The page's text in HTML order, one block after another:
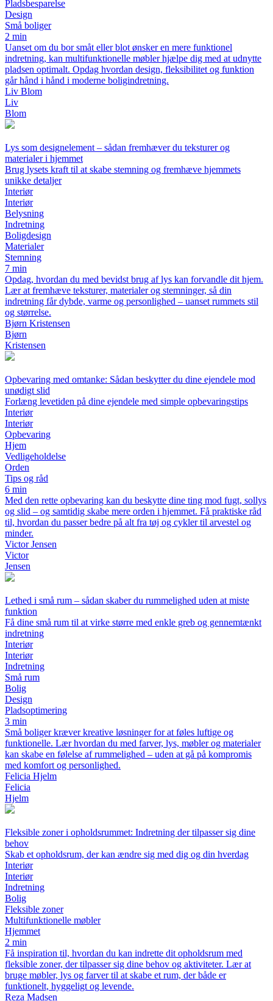
Pladsbesparelse
Design
Små boliger
2 min
Uanset om du bor småt eller blot ønsker en mere funktionel
indretning, kan multifunktionelle møbler hjælpe dig med at udnytte
pladsen optimalt. Opdag hvordan design, fleksibilitet og funktion
går hånd i hånd i moderne boligindretning.
Liv Blom
Liv
Blom
Lys som designelement – sådan fremhæver du teksturer og
materialer i hjemmet
Brug lysets kraft til at skabe stemning og fremhæve hjemmets
unikke detaljer
Interiør
Interiør
Belysning
Indretning
Boligdesign
Materialer
Stemning
7 min
Opdag, hvordan du med bevidst brug af lys kan forvandle dit hjem.
Lær at fremhæve teksturer, materialer og stemninger, så din
indretning får dybde, varme og personlighed – uanset rummets stil
og størrelse.
Bjørn Kristensen
Bjørn
Kristensen
Opbevaring med omtanke: Sådan beskytter du dine ejendele mod
unødigt slid
Forlæng levetiden på dine ejendele med simple opbevaringstips
Interiør
Interiør
Opbevaring
Hjem
Vedligeholdelse
Orden
Tips og råd
6 min
Med den rette opbevaring kan du beskytte dine ting mod fugt, sollys
og slid – og samtidig skabe mere orden i hjemmet. Få praktiske råd
til, hvordan du passer bedre på alt fra tøj og cykler til arvestel og
minder.
Victor Jensen
Victor
Jensen
Lethed i små rum – sådan skaber du rummelighed uden at miste
funktion
Få dine små rum til at virke større med enkle greb og gennemtænkt
indretning
Interiør
Interiør
Indretning
Små rum
Bolig
Design
Pladsoptimering
3 min
Små boliger kræver kreative løsninger for at føles luftige og
funktionelle. Lær hvordan du med farver, lys, møbler og materialer
kan skabe en følelse af rummelighed – uden at gå på kompromis
med komfort og personlighed.
Felicia Hjelm
Felicia
Hjelm
Fleksible zoner i opholdsrummet: Indretning der tilpasser sig dine
behov
Skab et opholdsrum, der kan ændre sig med dig og din hverdag
Interiør
Interiør
Indretning
Bolig
Fleksible zoner
Multifunktionelle møbler
Hjemmet
2 min
Få inspiration til, hvordan du kan indrette dit opholdsrum med
fleksible zoner, der tilpasser sig dine behov og aktiviteter. Lær at
bruge møbler, lys og farver til at skabe et rum, der både er
funktionelt, hyggeligt og levende.
Reza Madsen